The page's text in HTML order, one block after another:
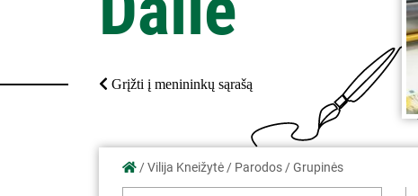
Grįžti į menininkų sąrašą
/Vilija Kneižytė / Parodos /Grupinės